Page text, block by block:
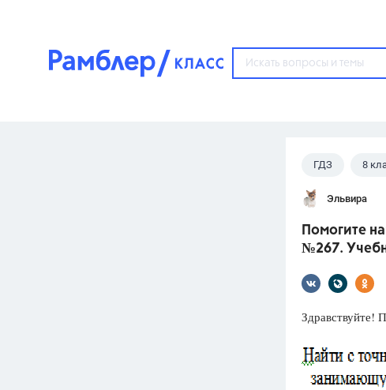
Популярные темы
ОГЭ
ответов
ГДЗ 8
Эльвира
Помогите
№267.
Здравствуйте!